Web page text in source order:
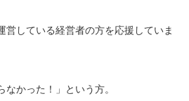
営している経営者の方を応援していま
かった！」という方。